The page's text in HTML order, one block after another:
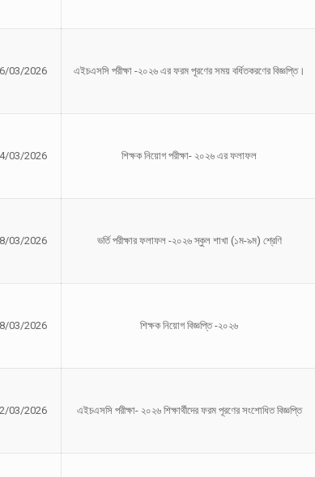
03/2026 এইচএসসি পরীক্ষা -২০২৬ এর ফরম পূরণের সময় বর্ধিতকরণের বিজ্ঞপ্তি।
03/2026 শিক্ষক নিয়োগ পরীক্ষা- ২০২৬ এর ফলাফল
03/2026 ভর্তি পরীক্ষার ফলাফল -২০২৬ স্কুল শাখা (১ম-৯ম) শ্রেণি
03/2026 শিক্ষক নিয়োগ বিজ্ঞপ্তি -২০২৬
03/2026 এইচএসসি পরীক্ষা- ২০২৬ শিক্ষার্থীদের ফরম পূরণের সংশোধিত বিজ্ঞপ্তি